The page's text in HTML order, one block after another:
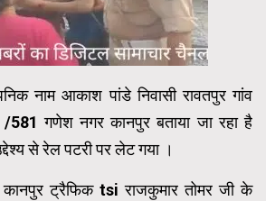
नाम आकाश पांडे निवासी रावतपुर गांव
/581 गणेश नगर कानपुर बताया जा रहा है
से रेल पटरी पर लेट गया ।
कानपुर ट्रैफिक tsi राजकुमार तोमर जी के